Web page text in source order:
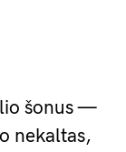
šonus —
nekaltas,